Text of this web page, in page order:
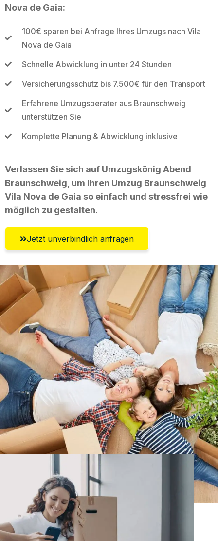
Nova de Gaia:
100€ sparen bei Anfrage Ihres Umzugs nach Vila
Nova de Gaia
Schnelle Abwicklung in unter 24 Stunden
Versicherungsschutz bis 7.500€ für den Transport
Erfahrene Umzugsberater aus Braunschweig
unterstützen Sie
Komplette Planung & Abwicklung inklusive
Verlassen Sie sich auf Umzugskönig Abend
Braunschweig, um Ihren Umzug Braunschweig
Vila Nova de Gaia so einfach und stressfrei wie
möglich zu gestalten.
Jetzt unverbindlich anfragen